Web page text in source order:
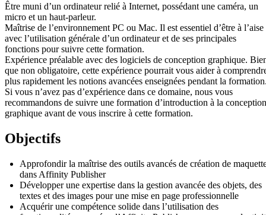
Être muni d’un ordinateur relié à Internet, possédant une caméra, un
micro et un haut-parleur.
Maîtrise de l’environnement PC ou Mac. Il est essentiel d’être à l’aise
avec l’utilisation générale d’un ordinateur et de ses principales
fonctions pour suivre cette formation.
Expérience préalable avec des logiciels de conception graphique.
que non obligatoire, cette expérience pourrait vous aider à
plus rapidement les notions avancées enseignées pendant la
Si vous n’avez pas d’expérience dans ce domaine, nous vous
recommandons de suivre une formation d’introduction à la conception
graphique avant de vous inscrire à cette formation.
Objectifs
Approfondir la maîtrise des outils avancés de création de
dans Affinity Publisher
Développer une expertise dans la gestion avancée des objets, des
textes et des images pour une mise en page professionnelle
Acquérir une compétence solide dans l’utilisation des